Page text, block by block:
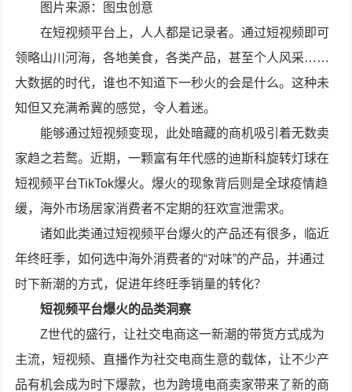
图片来源：图虫创意
在短视频平台上，人人都是记录者。通过短视频即可
领略山川河海，各地美食，各类产品，甚至个人风采……
大数据的时代，谁也不知道下一秒火的会是什么。这种未
知但又充满希冀的感觉，令人着迷。
能够通过短视频变现，此处暗藏的商机吸引着无数卖
家趋之若鹜。近期，一颗富有年代感的迪斯科旋转灯球在
短视频平台TikTok爆火。爆火的现象背后则是全球疫情趋
缓，海外市场居家消费者不定期的狂欢宣泄需求。
诸如此类通过短视频平台爆火的产品还有很多，临近
年终旺季，如何选中海外消费者的“对味”的产品，并通过
时下新潮的方式，促进年终旺季销量的转化？
短视频平台爆火的品类洞察
Z世代的盛行，让社交电商这一新潮的带货方式成为
主流，短视频、直播作为社交电商生意的载体，让不少产
品有机会成为时下爆款，也为跨境电商卖家带来了新的商